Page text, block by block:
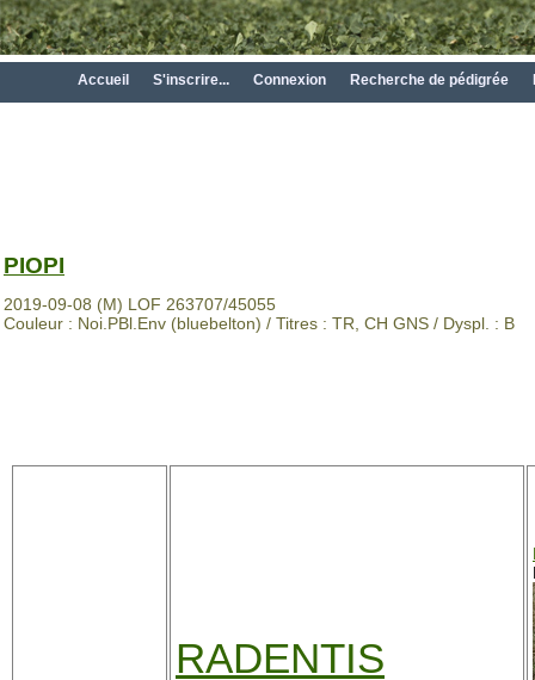
Accueil S'inscrire... Connexion Recherche de pédigrée
PIOPI
2019-09-08 (M) LOF 263707/45055
Couleur : Noi.PBl.Env (bluebelton) / Titres : TR, CH GNS / Dyspl. : B
RADENTIS